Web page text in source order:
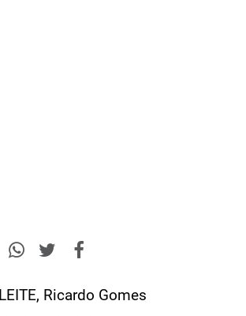
LEITE, Ricardo Gomes